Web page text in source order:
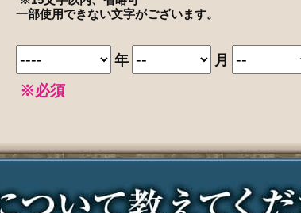
一部使用できない文字がございます。
年
月
※必須